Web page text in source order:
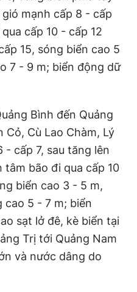
mạnh cấp 8 - cấp
cấp 10 - cấp 12
15, sóng biển cao 5
7 - 9 m; biển động dữ
Bình đến Quảng
Cỏ, Cù Lao Chàm, Lý
- cấp 7, sau tăng lên
tâm bão đi qua cấp 10
biển cao 3 - 5 m,
cao 5 - 7 m; biển
sạt lở đê, kè biển tại
Trị tới Quảng Nam
và nước dâng do